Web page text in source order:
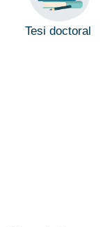
Tesi doctoral